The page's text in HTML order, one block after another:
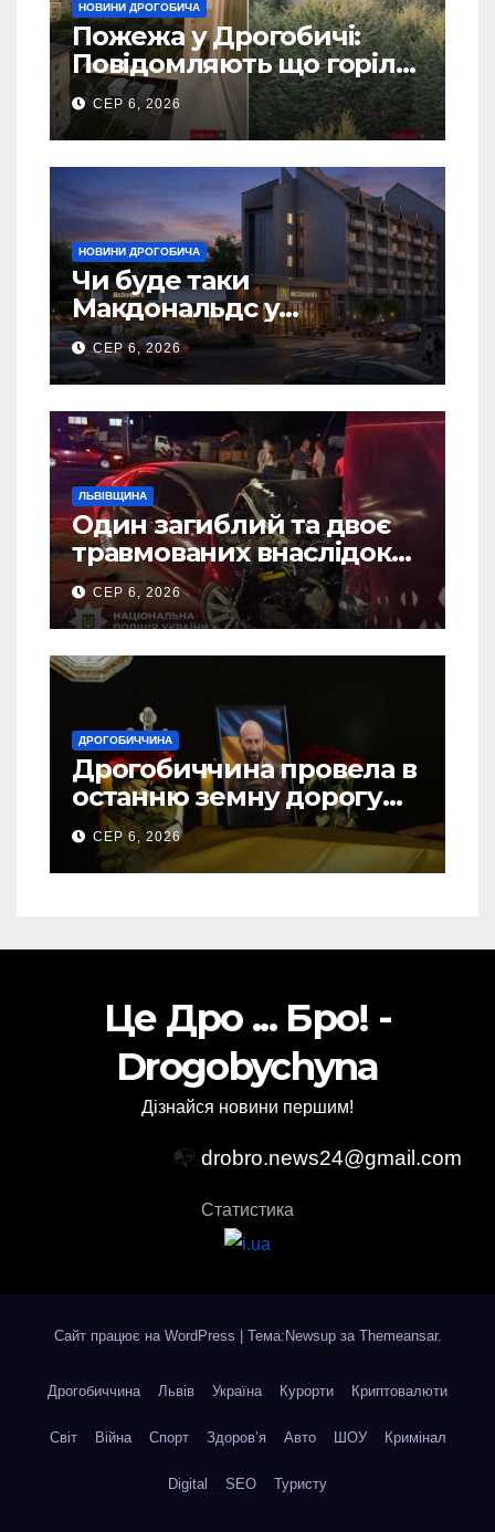
НОВИНИ ДРОГОБИЧА
Пожежа у Дрогобичі:
Повідомляють що горіло
5 гаражів (Відео)
СЕР 6, 2026
НОВИНИ ДРОГОБИЧА
Чи буде таки
Макдональдс у
Дрогобичі? (Фото)
СЕР 6, 2026
ЛЬВІВЩИНА
Один загиблий та двоє
травмованих внаслідок
ДТП на Самбірщині
СЕР 6, 2026
ДРОГОБИЧЧИНА
Дрогобиччина провела в
останню земну дорогу
свого Захисника – Олега
Торського
СЕР 6, 2026
Це Дро ... Бро! -
Drogobychyna
Дізнайся новини першим!
📭 drobro.news24@gmail.com
Статистика
Сайт працює на WordPress Тема:Newsup за Themeansar.
Дрогобиччина Львів Україна Курорти Криптовалюти
Світ Війна Спорт Здоров’я Авто ШОУ Кримінал
Digital SEO Туристу